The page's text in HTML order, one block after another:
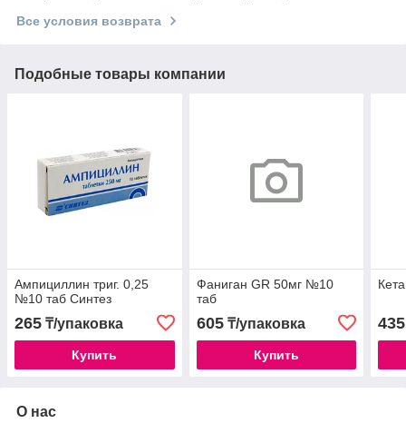
Все условия возврата
Подобные товары компании
Ампициллин триг. 0,25
№10 таб Синтез
265 ₸/упаковка
Купить
Фаниган GR 50мг №10
таб
605₸/упаковка
Купить
435
О нас